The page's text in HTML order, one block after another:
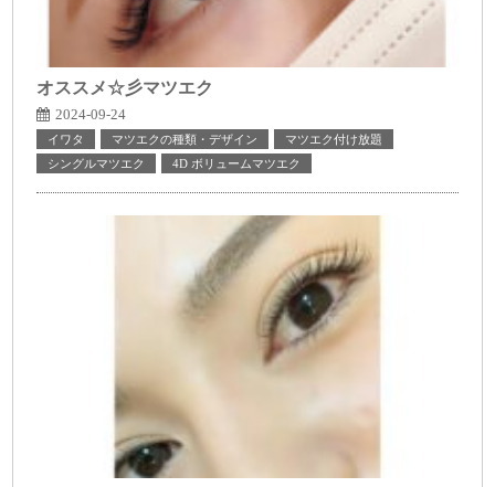
オススメ☆彡マツエク
2024-09-24
イワタ マツエクの種類・デザイン
マツエク付け放題
シングルマツエク
4D ボリュームマツエク